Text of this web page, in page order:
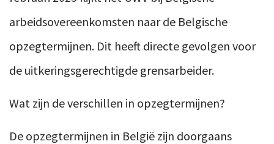
arbeidsovereenkomsten naar de Belgische
opzegtermijnen. Dit heeft directe gevolgen voor
de uitkeringsgerechtigde grensarbeider.
Wat zijn de verschillen in opzegtermijnen?
De opzegtermijnen in België zijn doorgaans